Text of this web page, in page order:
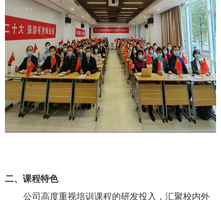
二、课程特色
公司高度重视培训课程的研发投入，汇聚校内外